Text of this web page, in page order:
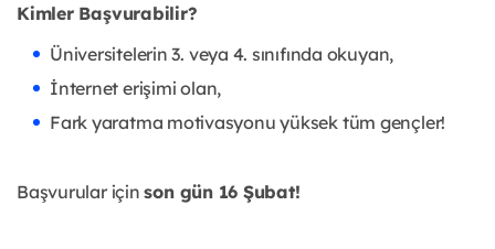
Kimler Başvurabilir?
Üniversitelerin 3. veya 4. sınıfında okuyan,
İnternet erişimi olan,
Fark yaratma motivasyonu yüksek tüm gençler!
Başvurular içinson gün 16 Şubat!